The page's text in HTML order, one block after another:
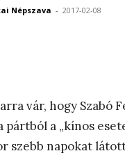
Népszava - 2017-02-08
arra vár, hogy
pártból a „kínos
szebb napokat